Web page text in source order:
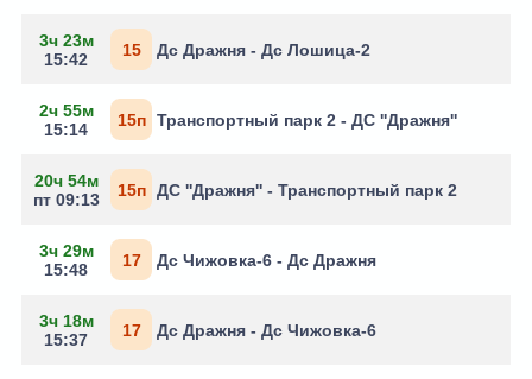
3ч 23м
15:42
15 Дс Дражня - Дс Лошица-2
2ч 55м
15:14
15п Транспортный парк 2 - ДС ''Дражня''
20ч 54м
пт 09:13
15п ДС ''Дражня'' - Транспортный парк 2
3ч 29м
15:48
17 Дс Чижовка-6 - Дс Дражня
3ч 18м
15:37
17 Дс Дражня - Дс Чижовка-6